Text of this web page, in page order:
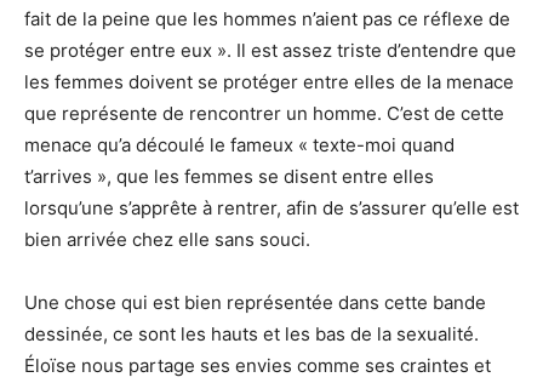
fait de la peine que les hommes n’aient pas ce réflexe de
se protéger entre eux ». Il est assez triste d’entendre que
les femmes doivent se protéger entre elles de la menace
que représente de rencontrer un homme. C’est de cette
menace qu’a découlé le fameux « texte-moi quand
t’arrives », que les femmes se disent entre elles
lorsqu’une s’apprête à rentrer, afin de s’assurer qu’elle est
bien arrivée chez elle sans souci.
Une chose qui est bien représentée dans cette bande
dessinée, ce sont les hauts et les bas de la sexualité.
Éloïse nous partage ses envies comme ses craintes et